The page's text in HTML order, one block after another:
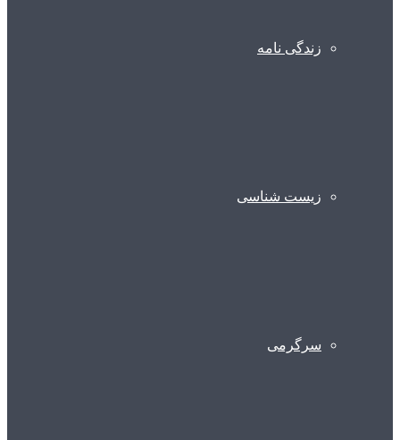
زندگی نامه
زیست شناسی
سرگرمی